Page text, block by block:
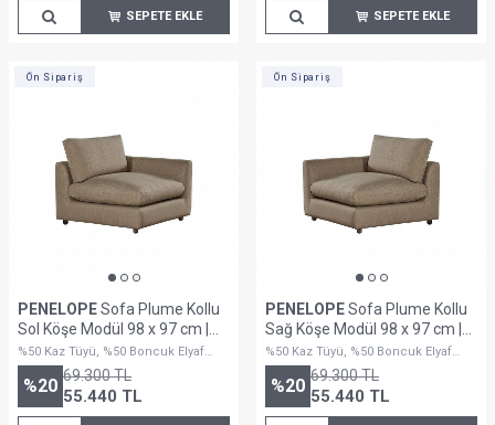
SEPETE EKLE SEPETE EKLE
Ön Sipariş
PENELOPESofa Plume Kollu
Sol Köşe Modül 98 x 97 cm |
Plainfry Kumaş - Kahve Keten
%50 Kaz Tüyü, %50 Boncuk Elyaf
Dolguludur
%20 69.300TL
55.440 TL
Ön Sipariş
PENELOPESofa Plume Kollu
Sağ Köşe Modül 98 x 97 cm |
Plainfry Kumaş - Kahve Keten
%50 Kaz Tüyü, %50 Boncuk Elyaf
Dolguludur
%20 69.300TL
55.440 TL